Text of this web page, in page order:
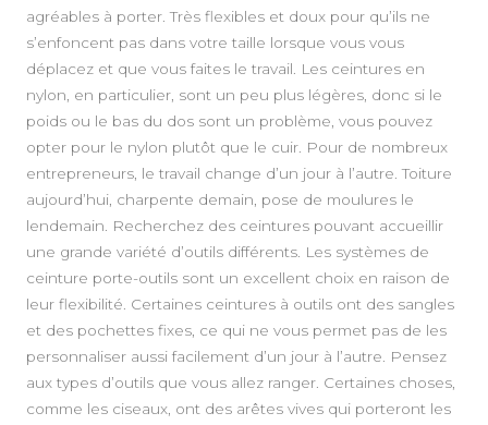
agréables à porter. Très flexibles et doux pour qu’ils ne
s’enfoncent pas dans votre taille lorsque vous vous
déplacez et que vous faites le travail. Les ceintures en
nylon, en particulier, sont un peu plus légères, donc si le
poids ou le bas du dos sont un problème, vous pouvez
opter pour le nylon plutôt que le cuir. Pour de nombreux
entrepreneurs, le travail change d’un jour à l’autre. Toiture
aujourd’hui, charpente demain, pose de moulures le
lendemain. Recherchez des ceintures pouvant accueillir
une grande variété d’outils différents. Les systèmes de
ceinture porte-outils sont un excellent choix en raison de
leur flexibilité. Certaines ceintures à outils ont des sangles
et des pochettes fixes, ce qui ne vous permet pas de les
personnaliser aussi facilement d’un jour à l’autre. Pensez
aux types d’outils que vous allez ranger. Certaines choses,
comme les ciseaux, ont des arêtes vives qui porteront les